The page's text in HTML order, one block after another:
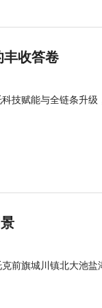
丰收答卷
技赋能与全链条升
前旗城川镇北大池